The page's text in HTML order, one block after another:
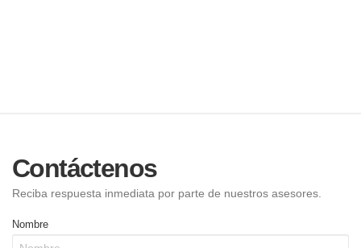
Contáctenos
Reciba respuesta inmediata por parte de nuestros asesores.
Nombre